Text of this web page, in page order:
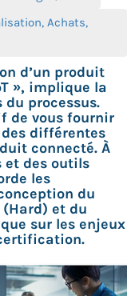
Achats,
d’un produit
», implique la
processus.
de vous fournir
différentes
connecté. À
et des outils
les
du
et du
sur les enjeux